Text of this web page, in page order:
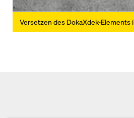
Versetzen des DokaXdek-Elements